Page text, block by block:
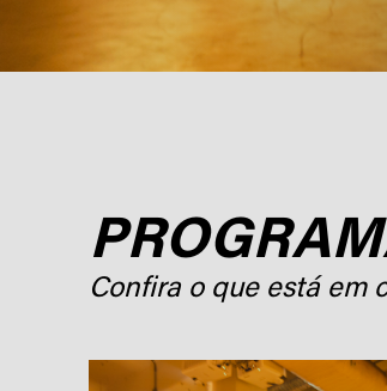
Confira o que está em